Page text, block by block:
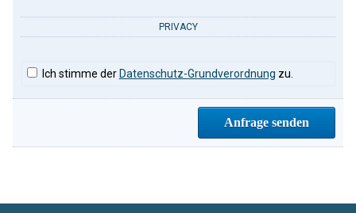
PRIVACY
Ich stimme der Datenschutz-Grundverordnung zu.